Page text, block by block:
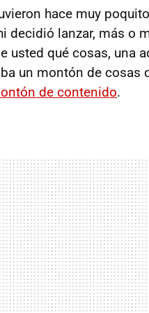
hace muy
decidió lanzar, más o
usted qué cosas, una
un montón de cosas
de contenido.